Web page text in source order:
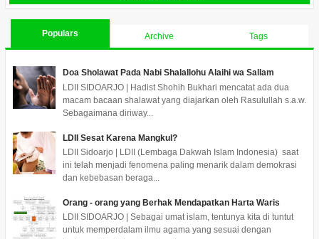
Populars Archive Tags
Doa Sholawat Pada Nabi Shalallohu Alaihi wa Sallam
LDII SIDOARJO | Hadist Shohih Bukhari mencatat ada dua
macam bacaan shalawat yang diajarkan oleh Rasulullah s.a.w.
Sebagaimana diriway...
LDII Sesat Karena Mangkul?
LDII Sidoarjo | LDII (Lembaga Dakwah Islam Indonesia) saat
ini telah menjadi fenomena paling menarik dalam demokrasi
dan kebebasan beraga...
Orang - orang yang Berhak Mendapatkan Harta Waris
LDII SIDOARJO | Sebagai umat islam, tentunya kita di tuntut
untuk memperdalam ilmu agama yang sesuai dengan